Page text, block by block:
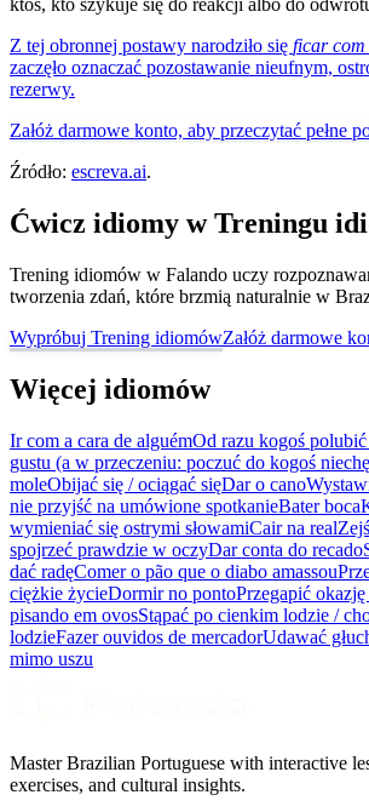
ktoś, kto szykuje się do reakcji albo do
Z tej obronnej postawy narodziło się ficar com
zaczęło oznaczać pozostawanie nieufnym,
rezerwy.
Załóż darmowe konto, aby przeczytać pełne
Źródło: escreva.ai.
Ćwicz idiomy w Treningu
Trening idiomów w Falando uczy
tworzenia zdań, które brzmią naturalnie w
Wypróbuj Trening idiomówZałóż darmowe
Więcej idiomów
Ir com a cara de alguémOd razu kogoś
gustu (a w przeczeniu: poczuć do kogoś
moleObijać się / ociągać sięDar o cano
nie przyjść na umówione spotkanieBater boca
wymieniać się ostrymi słowamiCair na real
spojrzeć prawdzie w oczyDar conta do recado
dać radęComer o pão que o diabo amassou
ciężkie życieDormir no pontoPrzegapić
pisando em ovosStąpać po cienkim lodzie /
lodzieFazer ouvidos de mercadorUdawać
mimo uszu
Master Brazilian Portuguese with interactive
exercises, and cultural insights.